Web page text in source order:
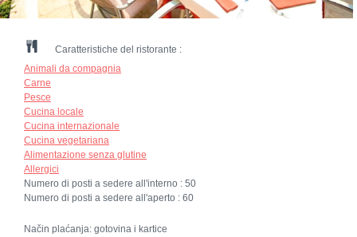
Caratteristiche del ristorante :
Animali da compagnia
Carne
Pesce
Cucina locale
Cucina internazionale
Cucina vegetariana
Alimentazione senza glutine
Allergici
Numero di posti a sedere all'interno : 50
Numero di posti a sedere all'aperto : 60
Način plaćanja: gotovina i kartice